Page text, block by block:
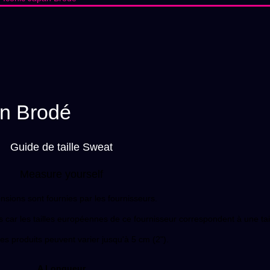
Brodé
Guide de taille Sweat